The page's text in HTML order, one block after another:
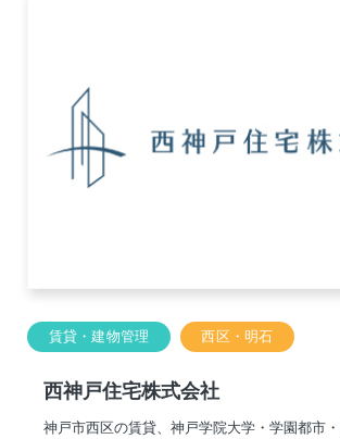
賃貸・建物管理 西区・明石
西神戸住宅株式会社
神戸市西区の賃貸、神戸学院大学・学園都市